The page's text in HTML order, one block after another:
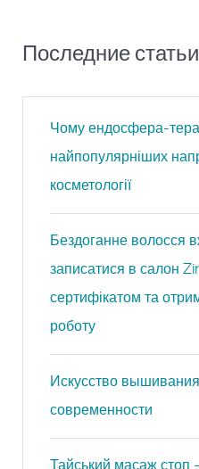
Последние статьи
Чому ендосфера-
найпопулярніших
косметології
Бездоганне волосся
записатися в салон
сертифікатом та
роботу
Искусство
современности
Тайський масаж стоп